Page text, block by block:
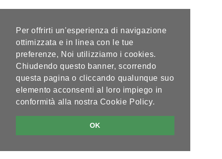
Per offrirti un'esperienza di navigazione
ottimizzata e in linea con le tue
preferenze, Noi utilizziamo i cookies.
Chiudendo questo banner, scorrendo
questa pagina o cliccando qualunque suo
elemento acconsenti al loro impiego in
conformità alla nostra Cookie Policy.
OK